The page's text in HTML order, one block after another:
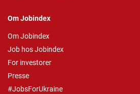
Om Jobindex
Om Jobindex
Job hos Jobindex
For investorer
Presse
#JobsForUkraine